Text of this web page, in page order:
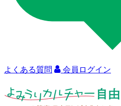
よくある質問 会員ログイン